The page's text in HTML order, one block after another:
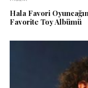
Hala Favori
Favorite Toy Albümü